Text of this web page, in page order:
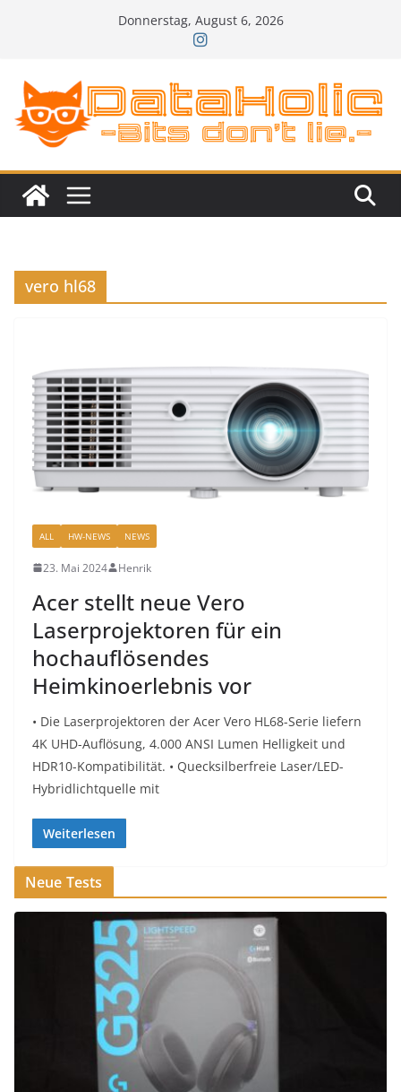
Donnerstag, August 6, 2026
vero hl68
ALL HW-NEWS NEWS
23. Mai 2024 Henrik
Acer stellt neue Vero
Laserprojektoren für ein
hochauflösendes
Heimkinoerlebnis vor
• Die Laserprojektoren der Acer Vero HL68-Serie liefern
4K UHD-Auflösung, 4.000 ANSI Lumen Helligkeit und
HDR10-Kompatibilität. • Quecksilberfreie Laser/LED-
Hybridlichtquelle mit
Weiterlesen
Neue Tests